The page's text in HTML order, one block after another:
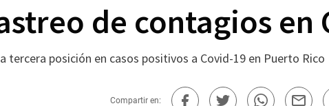
de contagios en
tercera posición en casos positivos a Covid-19 en Puerto Rico
Compartir en: